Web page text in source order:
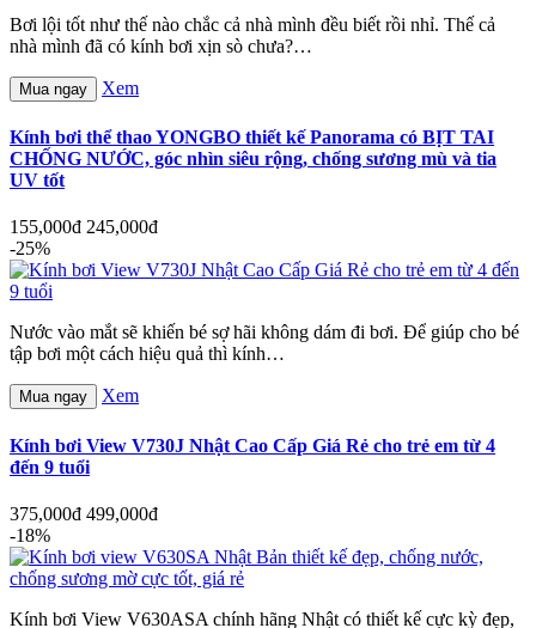
Bơi lội tốt như thế nào chắc cả nhà mình đều biết rồi nhỉ. Thế cả
nhà mình đã có kính bơi xịn sò chưa?…
Mua ngay Xem
Kính bơi thể thao YONGBO thiết kế Panorama có BỊT TAI
CHỐNG NƯỚC, góc nhìn siêu rộng, chống sương mù và tia
UV tốt
155,000đ 245,000đ
-25%
Nước vào mắt sẽ khiến bé sợ hãi không dám đi bơi. Để giúp cho bé
tập bơi một cách hiệu quả thì kính…
Mua ngay Xem
Kính bơi View V730J Nhật Cao Cấp Giá Rẻ cho trẻ em từ 4
đến 9 tuổi
375,000đ 499,000đ
-18%
Kính bơi View V630ASA chính hãng Nhật có thiết kế cực kỳ đẹp,